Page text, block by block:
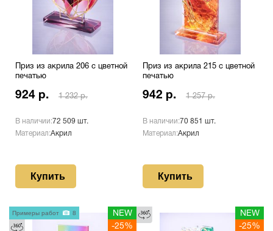
Приз из акрила 206 с цветной
печатью
924 р. 1 232 р.
В наличии:72 509 шт.
Материал:Акрил
Купить
Приз из акрила 215 с цветной
печатью
942 р. 1 257 р.
В наличии:70 851 шт.
Материал:Акрил
Купить
NEW
-25%
Примеры работ 8
NEW
-25%